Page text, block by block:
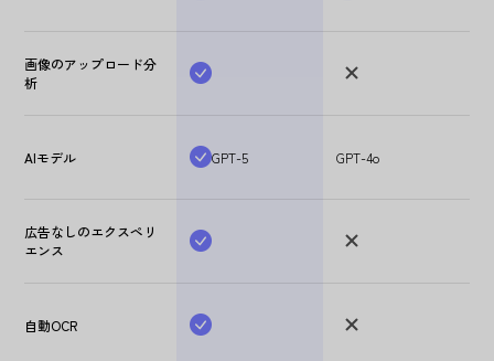
画像のアップロード分
析
AIモデル GPT-5 GPT-4o
広告なしのエクスペリ
エンス
自動OCR